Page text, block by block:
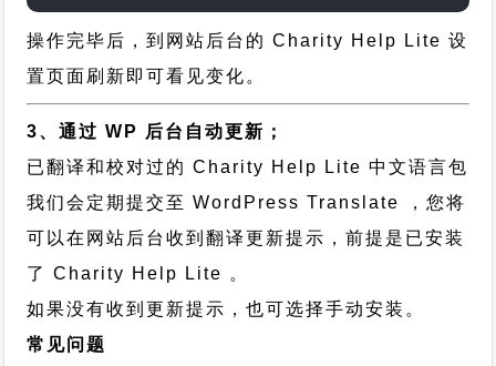
操作完毕后，到网站后台的 Charity Help Lite 设
置页面刷新即可看见变化。
3、通过 WP 后台自动更新；
已翻译和校对过的 Charity Help Lite 中文语言包
我们会定期提交至 WordPress Translate ，您将
可以在网站后台收到翻译更新提示，前提是已安装
了 Charity Help Lite 。
如果没有收到更新提示，也可选择手动安装。
常见问题